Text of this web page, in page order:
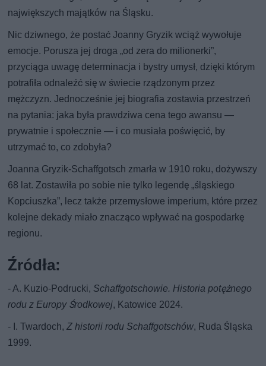
największych majątków na Śląsku.
Nic dziwnego, że postać Joanny Gryzik wciąż wywołuje
emocje. Porusza jej droga „od zera do milionerki”,
przyciąga uwagę determinacja i bystry umysł, dzięki którym
potrafiła odnaleźć się w świecie rządzonym przez
mężczyzn. Jednocześnie jej biografia zostawia przestrzeń
na pytania: jaka była prawdziwa cena tego awansu —
prywatnie i społecznie — i co musiała poświęcić, by
utrzymać to, co zdobyła?
Joanna Gryzik-Schaffgotsch zmarła w 1910 roku, dożywszy
68 lat. Zostawiła po sobie nie tylko legendę „śląskiego
Kopciuszka”, lecz także przemysłowe imperium, które przez
kolejne dekady miało znacząco wpływać na gospodarkę
regionu.
Źródła:
- A. Kuzio-Podrucki, Schaffgotschowie. Historia potężnego
rodu z Europy Środkowej, Katowice 2024.
- I. Twardoch,Z historii rodu Schaffgotschów, Ruda Śląska
1999.